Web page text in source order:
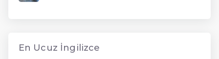
En Ucuz İngilizce